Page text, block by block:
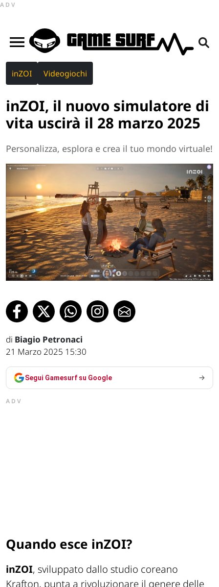
ADV
inZOI Videogiochi
inZOI, il nuovo simulatore di
vita uscirà il 28 marzo 2025
Personalizza, esplora e crea il tuo mondo virtuale!
di Biagio Petronaci
21 Marzo 2025 15:30
Segui Gamesurf su Google
ADV
Quando esce inZOI?
inZOI, sviluppato dallo studio coreano
Krafton, punta a rivoluzionare il genere delle